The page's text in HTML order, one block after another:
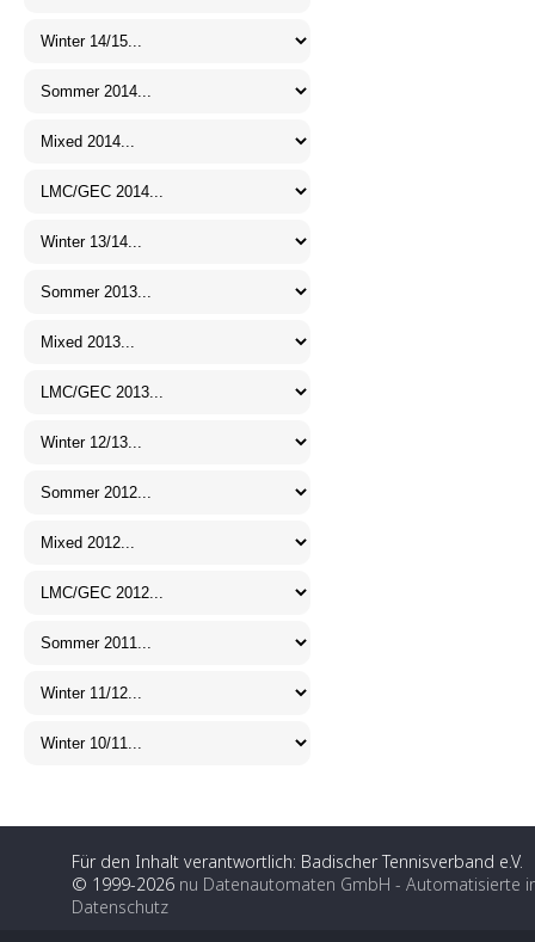
Für den Inhalt verantwortlich: Badischer Tennisverband e.V.
© 1999-2026 nu Datenautomaten GmbH - Automatisierte
Datenschutz